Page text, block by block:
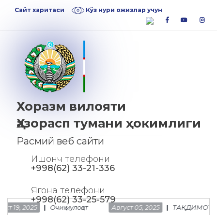
Сайт харитаси
Кўз нури ожизлар учун
facebookyoutube
Хоразм вилояти
Ҳазорасп тумани ҳокимлиги
Расмий веб сайти
Ишонч телефони
+998(62) 33-21-336
Ягона телефони
+998(62) 33-25-579
2025 Очиқ мулоқот Август 05, 2025 ТАҚДИМОТ